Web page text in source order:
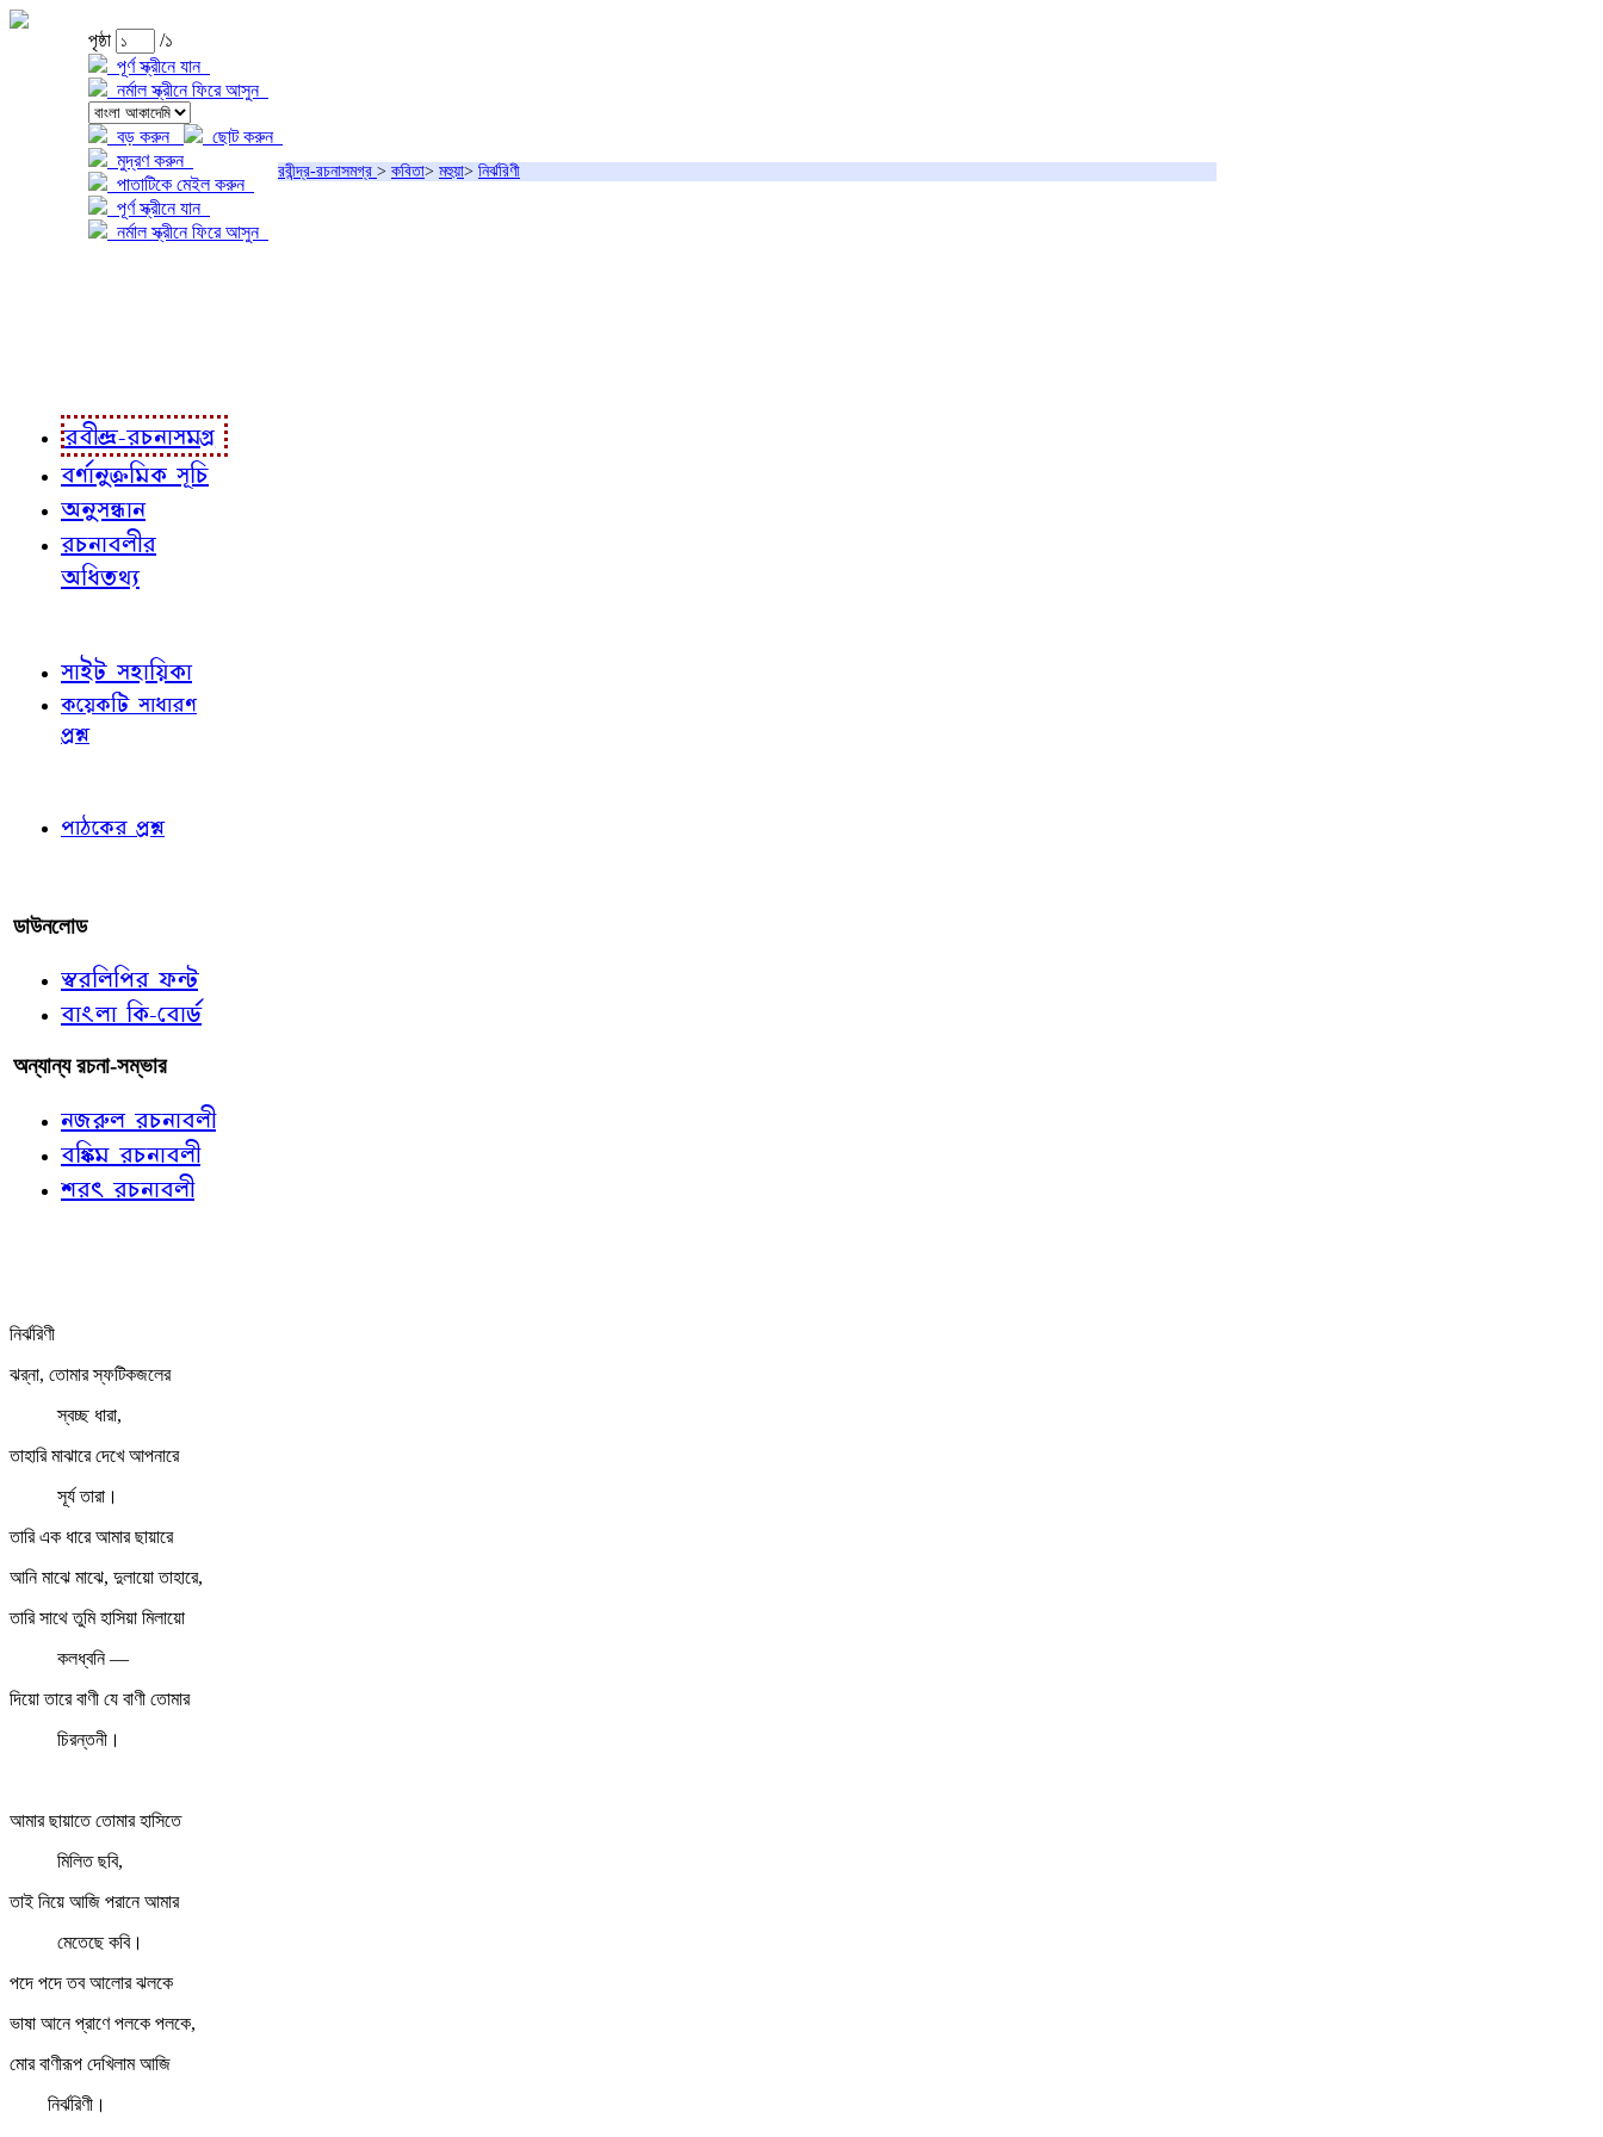
পৃষ্ঠা
/১
পূর্ণ স্ক্রীনে যান
নর্মাল স্ক্রীনে ফিরে আসুন
বড় করুন
ছোট করুন
মুদ্রণ করুন
পাতাটিকে মেইল করুন
পূর্ণ স্ক্রীনে যান
নর্মাল স্ক্রীনে ফিরে আসুন
রবীন্দ্র-রচনাসমগ্র > কবিতা> মহুয়া> নির্ঝরিণী
রবীন্দ্র-রচনাসমগ্র
বর্ণানুক্রমিক সূচি
অনুসন্ধান
রচনাবলীর
অধিতথ্য
সাইট সহায়িকা
কয়েকটি সাধারণ
প্রশ্ন
পাঠকের প্রশ্ন
ডাউনলোড
স্বরলিপির ফন্ট
বাংলা কি-বোর্ড
অন্যান্য রচনা-সম্ভার
নজরুল রচনাবলী
বঙ্কিম রচনাবলী
শরৎ রচনাবলী
নির্ঝরিণী
ঝর্‌না, তোমার স্ফটিকজলের
স্বচ্ছ ধারা,
তাহারি মাঝারে দেখে আপনারে
সূর্য তারা।
তারি এক ধারে আমার ছায়ারে
আনি মাঝে মাঝে, দুলায়ো তাহারে,
তারি সাথে তুমি হাসিয়া মিলায়ো
কলধ্বনি —
দিয়ো তারে বাণী যে বাণী তোমার
চিরন্তনী।
আমার ছায়াতে তোমার হাসিতে
মিলিত ছবি,
তাই নিয়ে আজি পরানে আমার
মেতেছে কবি।
পদে পদে তব আলোর ঝলকে
ভাষা আনে প্রাণে পলকে পলকে,
মোর বাণীরূপ দেখিলাম আজি
নির্ঝরিণী।